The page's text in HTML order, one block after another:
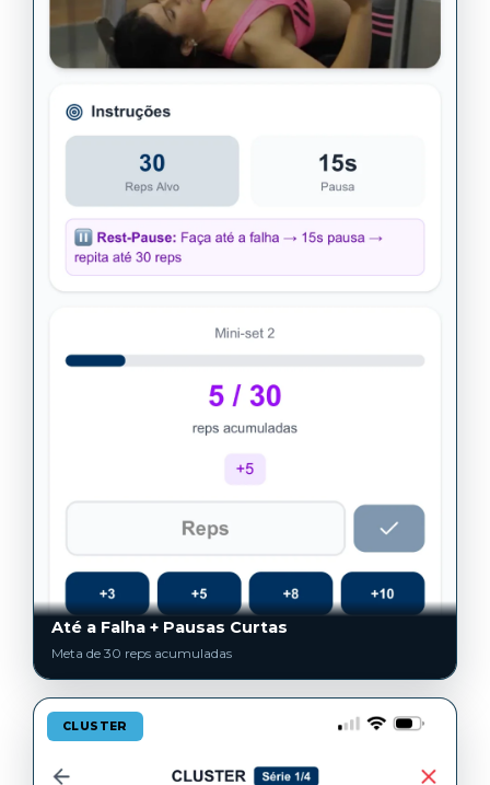
Até a Falha + Pausas Curtas
Meta de 30 reps acumuladas
CLUSTER